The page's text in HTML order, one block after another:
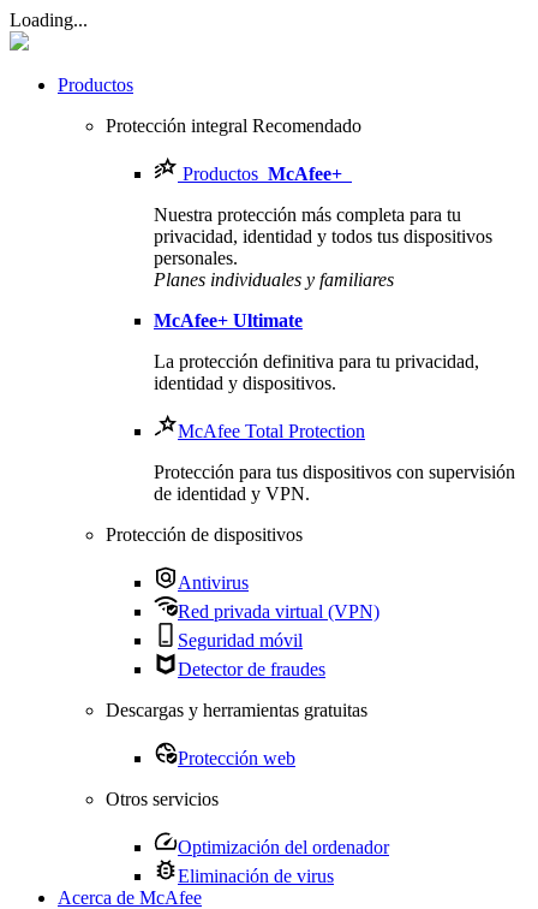
Loading...
Productos
Protección integral Recomendado
Productos McAfee+
Nuestra protección más completa para tu
privacidad, identidad y todos tus dispositivos
personales.​
Planes individuales y familiares
McAfee+ Ultimate
La protección definitiva para tu privacidad,
identidad y dispositivos.
McAfee Total Protection
Protección para tus dispositivos con supervisión
de identidad y VPN.
Protección de dispositivos
Antivirus
Red privada virtual (VPN)
Seguridad móvil
Detector de fraudes
Descargas y herramientas gratuitas
Protección web
Otros servicios
Optimización del ordenador
Eliminación de virus
Acerca de McAfee